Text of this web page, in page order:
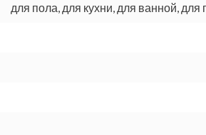
для пола, для кухни, для ванной, для